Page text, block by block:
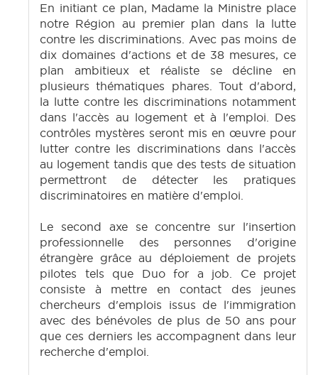
En initiant ce plan, Madame la Ministre place
notre Région au premier plan dans la lutte
contre les discriminations. Avec pas moins de
dix domaines d'actions et de 38 mesures, ce
plan ambitieux et réaliste se décline en
plusieurs thématiques phares. Tout d'abord,
la lutte contre les discriminations notamment
dans l'accès au logement et à l'emploi. Des
contrôles mystères seront mis en œuvre pour
lutter contre les discriminations dans l'accès
au logement tandis que des tests de situation
permettront de détecter les pratiques
discriminatoires en matière d'emploi.
Le second axe se concentre sur l'insertion
professionnelle des personnes d'origine
étrangère grâce au déploiement de projets
pilotes tels que Duo for a job. Ce projet
consiste à mettre en contact des jeunes
chercheurs d'emplois issus de l'immigration
avec des bénévoles de plus de 50 ans pour
que ces derniers les accompagnent dans leur
recherche d'emploi.